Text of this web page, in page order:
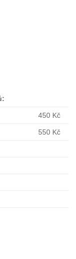
450 Kč
550 Kč